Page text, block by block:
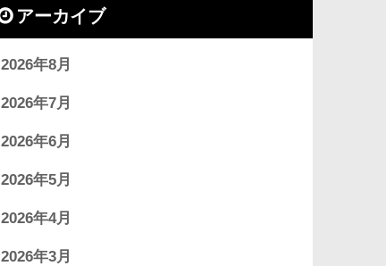
アーカイブ
2026年8月
2026年7月
2026年6月
2026年5月
2026年4月
2026年3月